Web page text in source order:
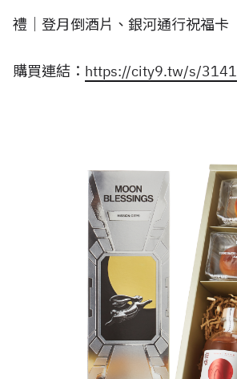
禮｜登月倒酒片、銀河通行祝福卡
購買連結： https://city9.tw/s/3141